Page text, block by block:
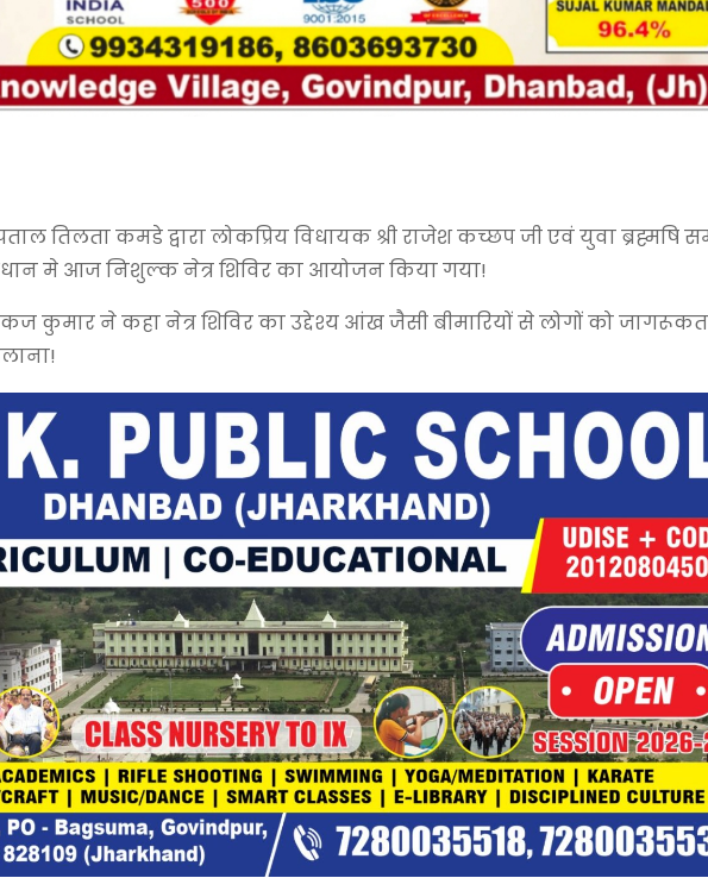
तिलता कमडे द्वारा लोकप्रिय विधायक श्री राजेश कच्छप जी एवं युवा ब्रह्मषि
मे आज निशुल्क नेत्र शिविर का आयोजन किया गया!
पंकज कुमार ने कहा नेत्र शिविर का उद्देश्य आंख जैसी बीमारियों से लोगों को